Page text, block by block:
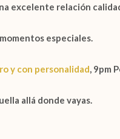
excelente relación
especiales.
y con personalidad 9pm
allá donde vayas.